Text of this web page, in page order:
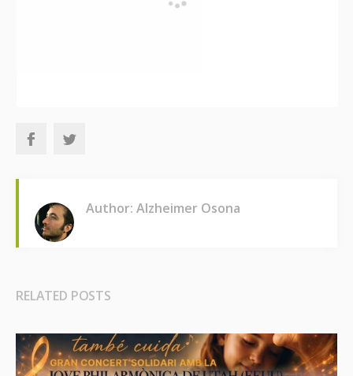
Author: Alzheimer Osona
RELATED POSTS